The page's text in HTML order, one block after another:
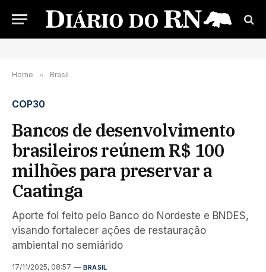
Home » Brasil
COP30
Bancos de desenvolvimento
brasileiros reúnem R$ 100
milhões para preservar a
Caatinga
Aporte foi feito pelo Banco do Nordeste e BNDES,
visando fortalecer ações de restauração
ambiental no semiárido
17/11/2025, 08:57 BRASIL